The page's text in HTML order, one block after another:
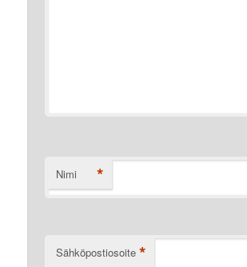
Nimi *
Sähköpostiosoite *